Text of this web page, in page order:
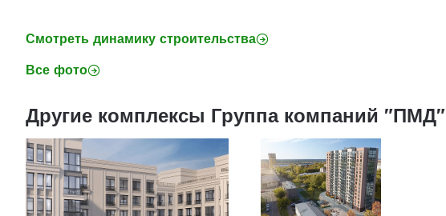
Смотреть динамику строительства
Все фото
Другие комплексы Группа компаний "ПМД"